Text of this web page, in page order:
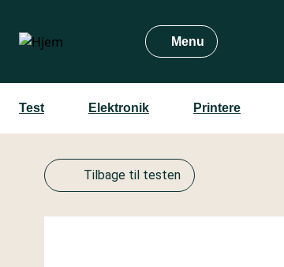
hovedindhold
Menu
Test Elektronik Printere
Tilbage til testen